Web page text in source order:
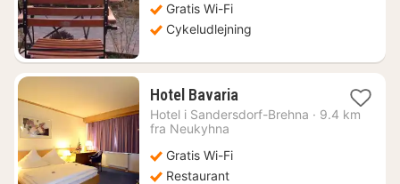
Gratis Wi-Fi
Cykeludlejning
Hotel Bavaria1
nat
Hotel i Sandersdorf-Brehna · 9.4 km
fra Neukyhna
Gratis Wi-Fi
Restaurant